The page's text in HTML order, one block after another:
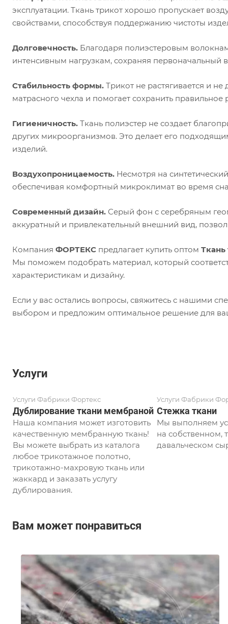
эксплуатации. Ткань трикот хорошо пропускает
свойствами, способствуя поддержанию чистоты
Долговечность. Благодаря полиэстеровым
интенсивным нагрузкам, сохраняя
Стабильность формы. Трикот не растягивается и
матрасного чехла и помогает сохранить
Гигиеничность. Ткань полиэстер не создает
других микроорганизмов. Это делает его
изделий.
Воздухопроницаемость. Несмотря на
обеспечивая комфортный микроклимат во время
Современный дизайн. Серый фон с серебряным
аккуратный и привлекательный внешний вид,
Компания ФОРТЕКС предлагает купить оптом Ткань
Мы поможем подобрать материал, который
характеристикам и дизайну.
Если у вас остались вопросы, свяжитесь с нашими
выбором и предложим оптимальное решение для
Услуги
Услуги Фабрики Фортекс
Дублирование ткани мембраной
Наша компания может изготовить
качественную мембранную ткань!
Вы можете выбрать из каталога
любое трикотажное полотно,
трикотажно-махровую ткань или
жаккард и заказать услугу
дублирования.
Услуги Фабрики
Стежка ткани
Мы выполняем
на собственном,
давальческом
Вам может понравиться